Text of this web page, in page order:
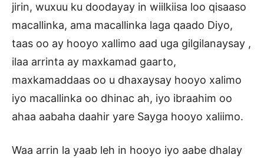
jirin, wuxuu ku doodayay in wiilkiisa loo qisaaso
macallinka, ama macallinka laga qaado Diyo,
taas oo ay hooyo xallimo aad uga gilgilanaysay ,
ilaa arrinta ay maxkamad gaarto,
maxkamaddaas oo u dhaxaysay hooyo xalimo
iyo macallinka oo dhinac ah, iyo ibraahim oo
ahaa aabaha daahir yare Sayga hooyo xaliimo.
Waa arrin la yaab leh in hooyo iyo aabe dhalay